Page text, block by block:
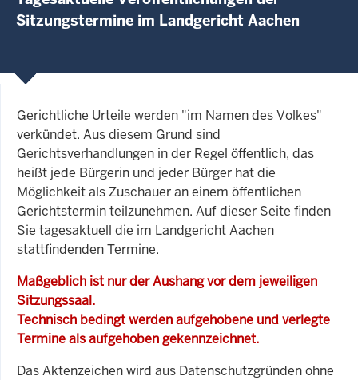
Sitzungstermine im Landgericht Aachen
Gerichtliche Urteile werden "im Namen des Volkes"
verkündet. Aus diesem Grund sind
Gerichtsverhandlungen in der Regel öffentlich, das
heißt jede Bürgerin und jeder Bürger hat die
Möglichkeit als Zuschauer an einem öffentlichen
Gerichtstermin teilzunehmen. Auf dieser Seite finden
Sie tagesaktuell die im Landgericht Aachen
stattfindenden Termine.
Maßgeblich ist nur der Aushang vor dem jeweiligen
Sitzungssaal.
Technisch bedingt werden aufgehobene und verlegte
Termine als aufgehoben gekennzeichnet.
Das Aktenzeichen wird aus Datenschutzgründen ohne